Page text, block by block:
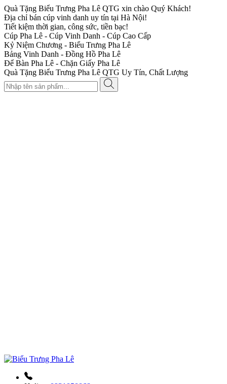
Quà Tặng Biểu Trưng Pha Lê QTG xin chào Quý Khách!
Địa chỉ bán cúp vinh danh uy tín tại Hà Nội!
Tiết kiệm thời gian, công sức, tiền bạc!
Cúp Pha Lê - Cúp Vinh Danh - Cúp Cao Cấp
Kỷ Niệm Chương - Biểu Trưng Pha Lê
Bảng Vinh Danh - Đồng Hồ Pha Lê
Để Bàn Pha Lê - Chặn Giấy Pha Lê
Quà Tặng Biểu Trưng Pha Lê QTG Uy Tín, Chất Lượng